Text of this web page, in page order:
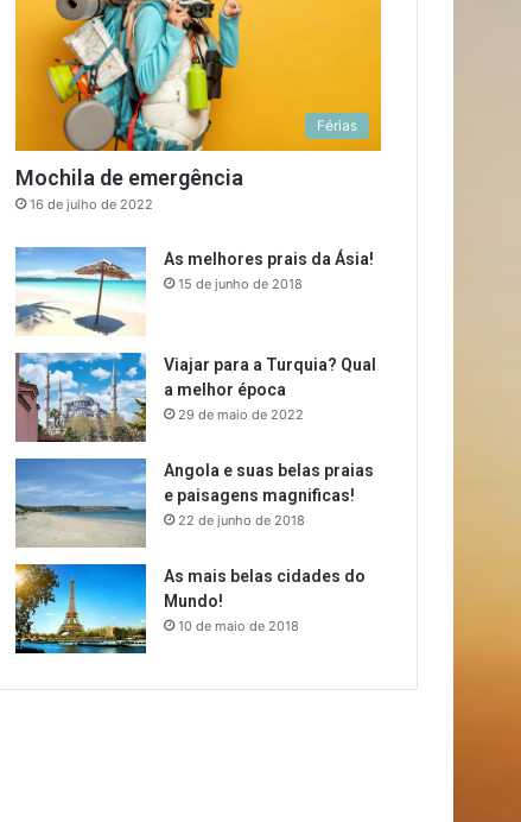
Férias
Mochila de emergência
16 de julho de 2022
As melhores prais da Ásia!
15 de junho de 2018
Viajar para a Turquia? Qual
a melhor época
29 de maio de 2022
Angola e suas belas praias
e paisagens magnificas!
22 de junho de 2018
As mais belas cidades do
Mundo!
10 de maio de 2018